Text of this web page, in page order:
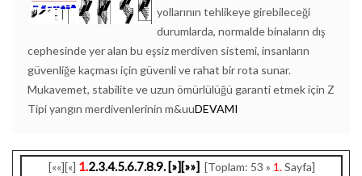
yollarının tehlikeye girebileceği
durumlarda, normalde binaların dış
cephesinde yer alan bu eşsiz merdiven sistemi, insanların
güvenliğe kaçması için güvenli ve rahat bir rota sunar.
Mukavemet, stabilite ve uzun ömürlülüğü garanti etmek için Z
Tipi yangın merdivenlerinin m&uuDEVAMI
[««][«] 1.2.3.4.5.6.7.8.9.[»][»»] [Toplam: 53 » 1.Sayfa]